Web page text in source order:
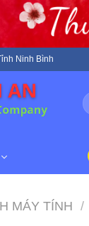
Ninh Bình
MÁY TÍNH /